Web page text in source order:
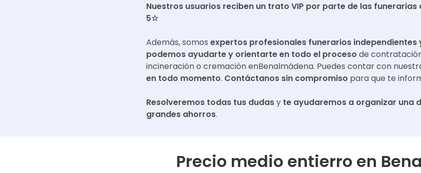
Nuestros usuarios reciben un trato VIP por parte de las
5☆
Además, somos expertos profesionales funerarios independientes
podemos ayudarte y orientarte en todo el proceso de
incineración o cremación enBenalmádena. Puedes contar con
en todo momento. Contáctanos sin compromiso para que te
Resolveremos todas tus dudasy te ayudaremos a organizar una
grandes ahorros.
Precio medio entierro en